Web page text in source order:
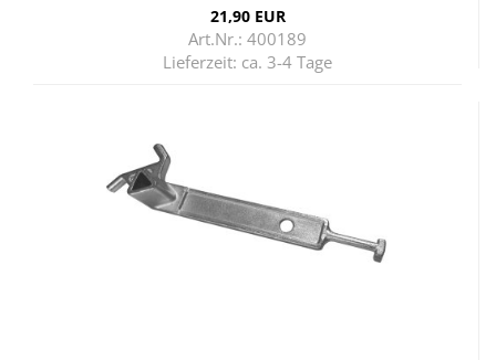
21,90 EUR
Art.Nr.: 400189
Lieferzeit: ca. 3-4 Tage